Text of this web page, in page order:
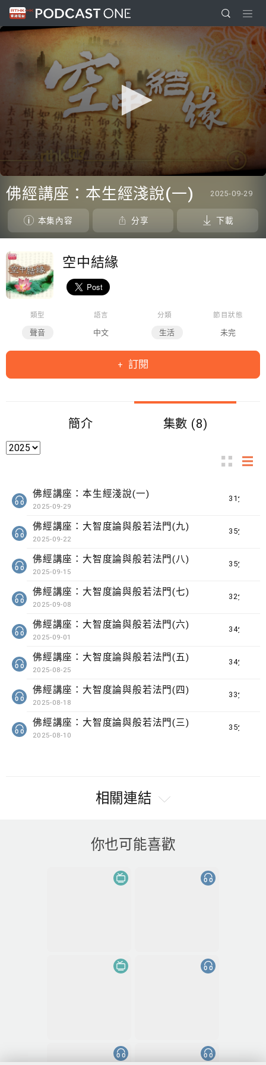
seconds
seconds
佛經講座：本生經淺說(一) 2025-09-29
本集內容 分享 下載
空中結緣
類型
聲音
語言
中文
分類
生活
節目狀態
未完
訂閱
簡介 集數 (8)
31分鐘
佛經講座：本生經淺說(一)
2025-09-29
35分鐘
佛經講座：大智度論與般若法門(九)
2025-09-22
35分鐘
佛經講座：大智度論與般若法門(八)
2025-09-15
32分鐘
佛經講座：大智度論與般若法門(七)
2025-09-08
34分鐘
佛經講座：大智度論與般若法門(六)
2025-09-01
34分鐘
佛經講座：大智度論與般若法門(五)
2025-08-25
33分鐘
佛經講座：大智度論與般若法門(四)
2025-08-18
35分鐘
佛經講座：大智度論與般若法門(三)
2025-08-10
相關連結
你也可能喜歡